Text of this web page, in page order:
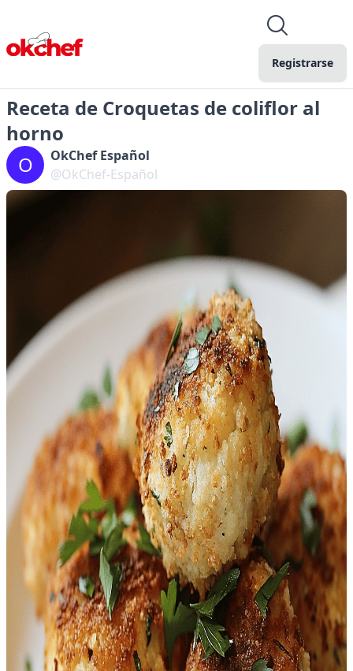
Registrarse
Receta de Croquetas de coliflor al
horno
O
OkChef Español
@OkChef-Español